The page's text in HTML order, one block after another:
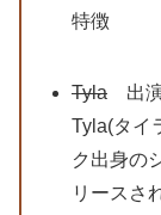
特徴
Tyla出演
Tyla(タイ
ク出身の
リースさ